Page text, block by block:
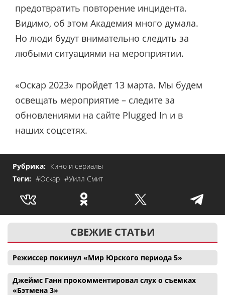
предотвратить повторение инцидента.
Видимо, об этом Академия много думала.
Но люди будут внимательно следить за
любыми ситуациями на мероприятии.
«Оскар 2023» пройдет 13 марта. Мы будем
освещать мероприятие – следите за
обновлениями на сайте Plugged In и в
наших соцсетях.
Рубрика: Кино и сериалы
Теги: #Оскар #Уилл Смит
СВЕЖИЕ СТАТЬИ
Режиссер покинул «Мир Юрского периода 5»
Джеймс Ганн прокомментировал слух о съемках
«Бэтмена 3»